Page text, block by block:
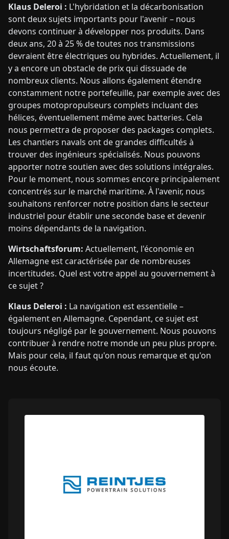
Klaus Deleroi : L'hybridation et la décarbonisation
sont deux sujets importants pour l'avenir – nous
devons continuer à développer nos produits. Dans
deux ans, 20 à 25 % de toutes nos transmissions
devraient être électriques ou hybrides. Actuellement, il
y a encore un obstacle de prix qui dissuade de
nombreux clients. Nous allons également étendre
constamment notre portefeuille, par exemple avec des
groupes motopropulseurs complets incluant des
hélices, éventuellement même avec batteries. Cela
nous permettra de proposer des packages complets.
Les chantiers navals ont de grandes difficultés à
trouver des ingénieurs spécialisés. Nous pouvons
apporter notre soutien avec des solutions intégrales.
Pour le moment, nous sommes encore principalement
concentrés sur le marché maritime. À l'avenir, nous
souhaitons renforcer notre position dans le secteur
industriel pour établir une seconde base et devenir
moins dépendants de la navigation.
Wirtschaftsforum: Actuellement, l'économie en
Allemagne est caractérisée par de nombreuses
incertitudes. Quel est votre appel au gouvernement à
ce sujet ?
Klaus Deleroi : La navigation est essentielle –
également en Allemagne. Cependant, ce sujet est
toujours négligé par le gouvernement. Nous pouvons
contribuer à rendre notre monde un peu plus propre.
Mais pour cela, il faut qu'on nous remarque et qu'on
nous écoute.